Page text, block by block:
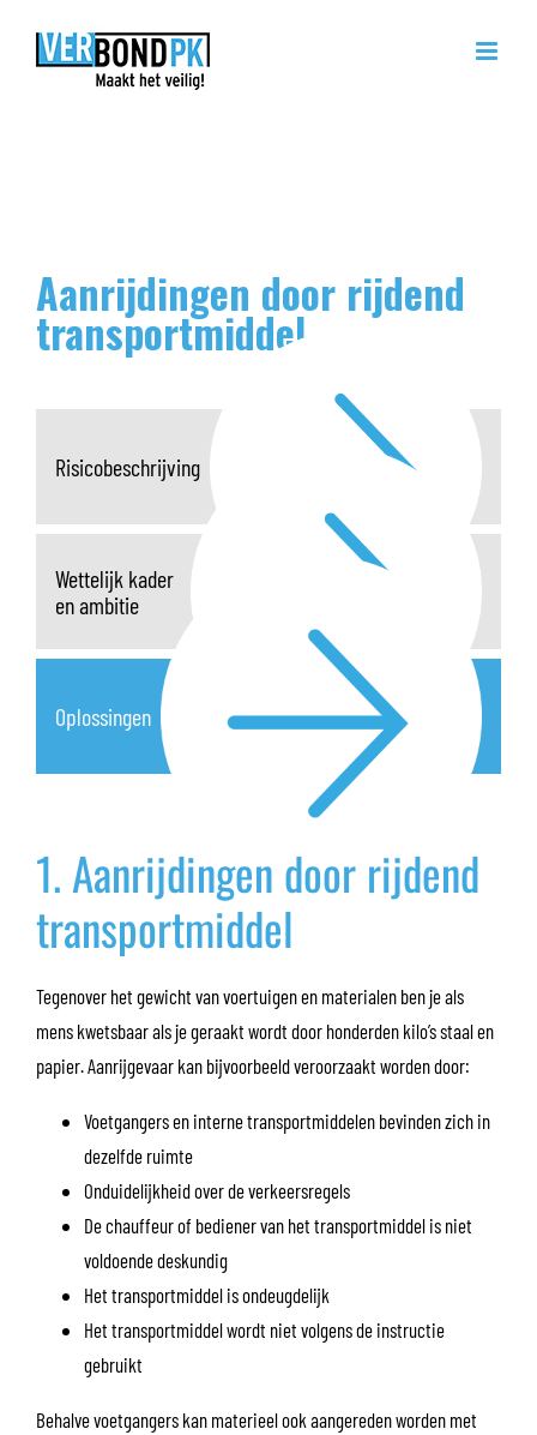
Aanrijdingen door rijdend
transportmiddel
Risicobeschrijving
Wettelijk kader
en ambitie
Oplossingen
1. Aanrijdingen door rijdend
transportmiddel
Tegenover het gewicht van voertuigen en materialen ben je als
mens kwetsbaar als je geraakt wordt door honderden kilo’s staal en
papier. Aanrijgevaar kan bijvoorbeeld veroorzaakt worden door:
Voetgangers en interne transportmiddelen bevinden zich in
dezelfde ruimte
Onduidelijkheid over de verkeersregels
De chauffeur of bediener van het transportmiddel is niet
voldoende deskundig
Het transportmiddel is ondeugdelijk
Het transportmiddel wordt niet volgens de instructie
gebruikt
Behalve voetgangers kan materieel ook aangereden worden met